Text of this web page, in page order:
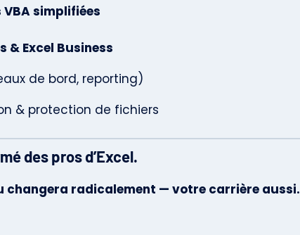
simplifiées
& Excel Business
de bord, reporting)
& protection de fichiers
des pros d’Excel.
changera radicalement — votre carrière aussi.